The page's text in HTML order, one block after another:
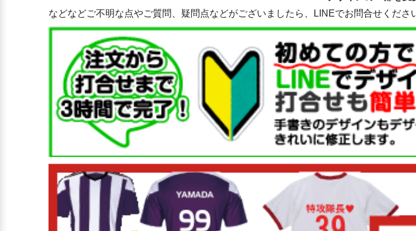
などなどご不明な点やご質問、疑問点などがございましたら、LINEでお問合せくださ